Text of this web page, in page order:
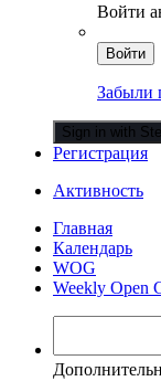
Войти
Войти
Забыли
Sign in with
Регистрация
Активность
Главная
Календарь
WOG
Weekly Open